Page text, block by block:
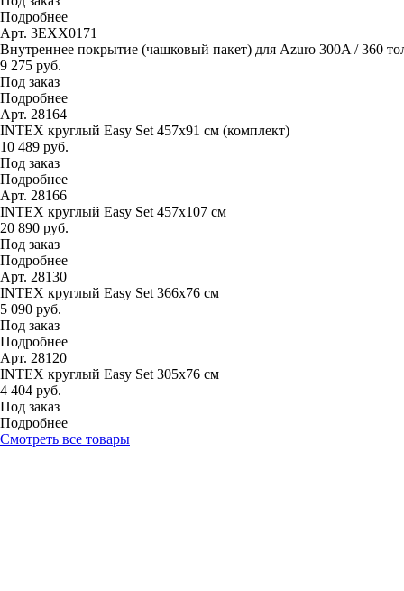
Подробнее
Арт. 3EXX0171
Внутреннее покрытие (чашковый пакет) для Azuro 300A / 360
9 275 руб.
Под заказ
Подробнее
Арт. 28164
INTEX круглый Easy Set 457х91 см (комплект)
10 489 руб.
Под заказ
Подробнее
Арт. 28166
INTEX круглый Easy Set 457х107 см
20 890 руб.
Под заказ
Подробнее
Арт. 28130
INTEX круглый Easy Set 366х76 см
5 090 руб.
Под заказ
Подробнее
Арт. 28120
INTEX круглый Easy Set 305х76 см
4 404 руб.
Под заказ
Подробнее
Смотреть все товары